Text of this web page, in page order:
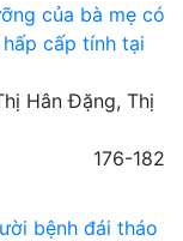
của bà mẹ có
cấp tính tại
Hân Đặng, Thị
176-182
bệnh đái tháo